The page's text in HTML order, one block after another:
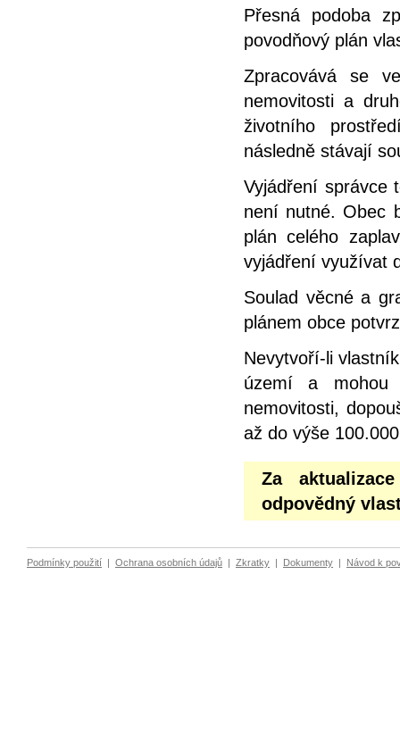
Přesná podoba
povodňový plán
Zpracovává se
nemovitosti a
životního
následně stávají
Vyjádření správce
není nutné. Obec
plán celého
vyjádření využívat
Soulad věcné a
plánem obce
Nevytvoří-li
území a mohou
nemovitosti,
až do výše
Za
odpovědný
Podmínky použití | Ochrana osobních údajů | Zkratky | Dokumenty | Návod k